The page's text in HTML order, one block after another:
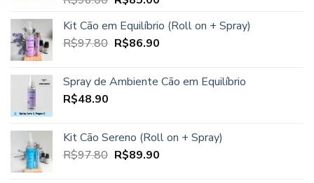
original
era:
atual
é:
Kit Cão em Equilíbrio (Roll on + Spray)
R$97.80 O
era:
R$86.90O
é:
Spray de Ambiente Cão em Equilíbrio
R$48.90
Kit Cão Sereno (Roll on + Spray)
R$97.80 O
R$89.90O